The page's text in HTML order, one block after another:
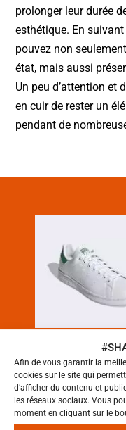
Afin de vous garantir la
cookies sur le site qui
d’afficher du contenu et
les réseaux sociaux. Vous
moment en cliquant sur le
prolonger leur durée
esthétique. En
pouvez non
état, mais aussi
Un peu d’attention et
en cuir de rester un
pendant de
LES
ADIDAS
ADVANTAGE
ULTIME